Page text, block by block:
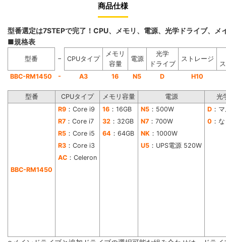
商品仕様
型番選定は7STEPで完了！CPU、メモリ、電源、光学ドライブ、
■規格表
型番 − CPUタイプ
メモリ
容量
電源
光学
ドライブ
ストレージ
BBC-RM1450
- A3 16 N5 D H10
型番 CPUタイプ メモリ容量 電源 光
BBC-RM1450
R9 ：Core i9 16 ：16GB N5 ：500W D ：
R7 ：Core i7 32 ：32GB N7 ：700W 0 ：
R5 ：Core i5 64 ：64GB NK ：1000W
R3 ：Core i3 U5 ：UPS電源 520W
AC ：Celeron